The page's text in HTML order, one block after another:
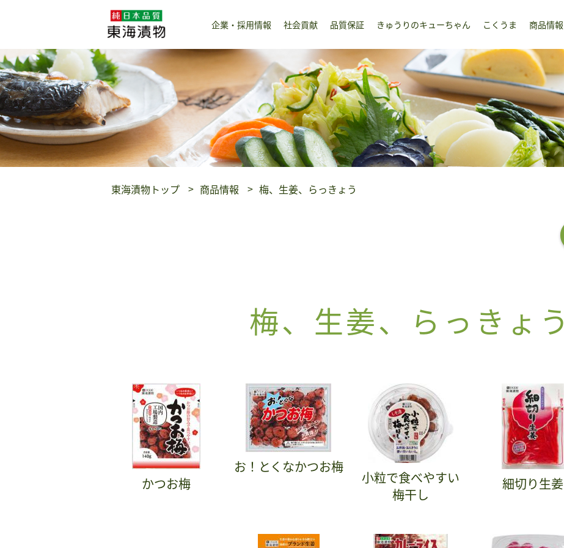
企業・採用情報 社会貢献 品質保証 きゅうりのキューちゃん こくうま 商品情報
東海漬物トップ 商品情報 梅、生姜、らっきょう
梅、生姜、らっきょう
かつお梅
お！とくなかつお梅
小粒で食べやすい
梅干し
細切り生姜